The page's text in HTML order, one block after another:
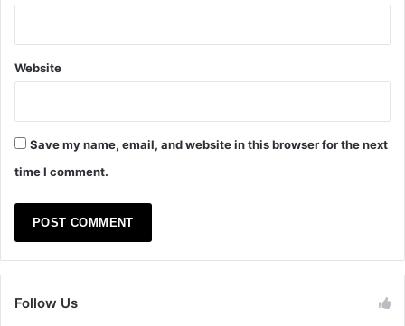
Website
Save my name, email, and website in this browser for the next
time I comment.
Follow Us